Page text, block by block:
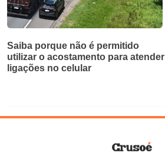
Saiba porque não é permitido
utilizar o acostamento para atender
ligações no celular